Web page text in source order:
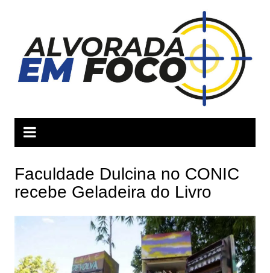
conteúdo
Faculdade Dulcina no CONIC
recebe Geladeira do Livro